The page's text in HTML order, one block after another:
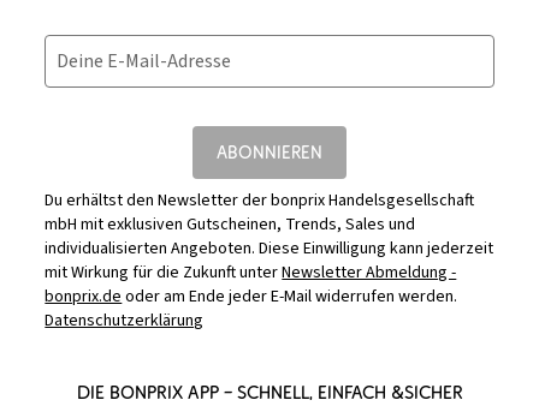
Deine E-Mail-Adresse
ABONNIEREN
Du erhältst den Newsletter der bonprix Handelsgesellschaft
mbH mit exklusiven Gutscheinen, Trends, Sales und
individualisierten Angeboten. Diese Einwilligung kann jederzeit
mit Wirkung für die Zukunft unterNewsletter Abmeldung -
bonprix.deoder am Ende jeder E-Mail widerrufen werden.
Datenschutzerklärung
DIE BONPRIX APP – SCHNELL, EINFACH &SICHER